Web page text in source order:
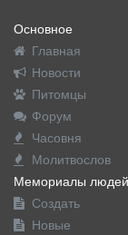
Основное
Главная
Новости
Питомцы
Форум
Часовня
Молитвослов
Мемориалы людей
Создать
Новые